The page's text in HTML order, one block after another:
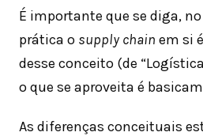
É importante que se diga,
prática o supply chain em si
desse conceito (de
o que se aproveita é
As diferenças conceituais